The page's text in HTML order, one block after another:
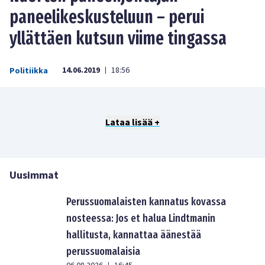
paneelikeskusteluun – perui
yllättäen kutsun viime tingassa
Politiikka 14.06.2019 | 18:56
Lataa lisää +
Uusimmat
Perussuomalaisten kannatus kovassa
nosteessa: Jos et halua Lindtmanin
hallitusta, kannattaa äänestää
perussuomalaisia